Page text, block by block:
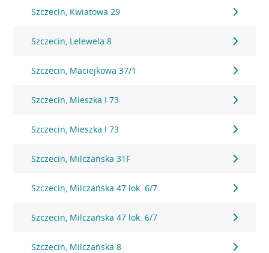
Szczecin, Kwiatowa 29
Szczecin, Lelewela 8
Szczecin, Maciejkowa 37/1
Szczecin, Mieszka I 73
Szczecin, Mieszka I 73
Szczecin, Milczańska 31F
Szczecin, Milczańska 47 lok. 6/7
Szczecin, Milczańska 47 lok. 6/7
Szczecin, Milczańska 8